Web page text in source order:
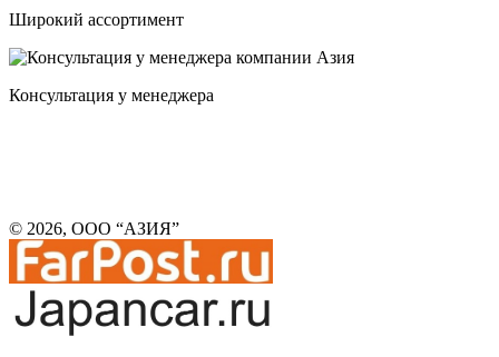
Широкий ассортимент
Консультация у менеджера
© 2026, ООО “АЗИЯ”